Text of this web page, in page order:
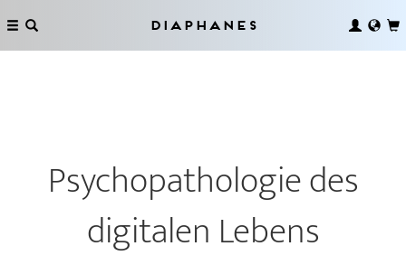
Diaphanes
Psychopathologie des
digitalen Lebens